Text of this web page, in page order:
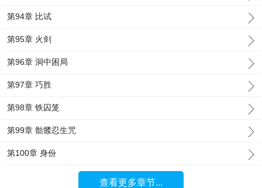
第94章 比试
第95章 火剑
第96章 洞中困局
第97章 巧胜
第98章 铁囚笼
第99章 骷髅忍生咒
第100章 身份
查看更多章节...